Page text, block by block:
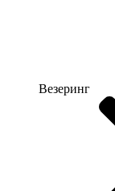
Везеринг